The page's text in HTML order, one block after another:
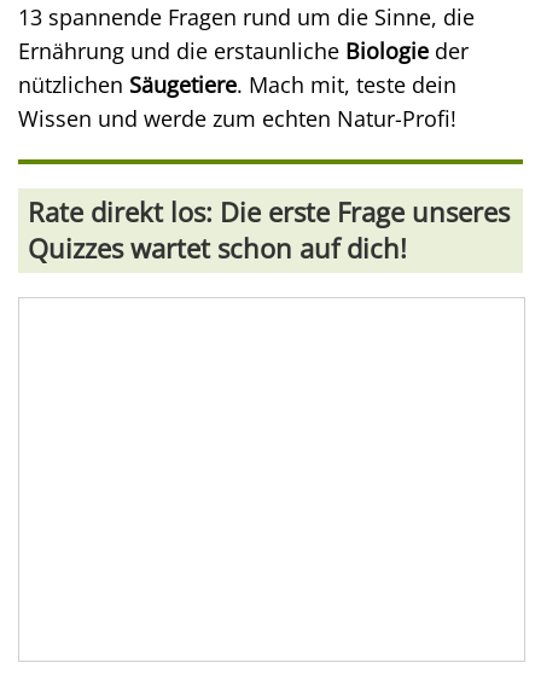
13 spannende Fragen rund um die Sinne, die
Ernährung und die erstaunliche Biologie der
nützlichen Säugetiere. Mach mit, teste dein
Wissen und werde zum echten Natur-Profi!
Rate direkt los: Die erste Frage unseres
Quizzes wartet schon auf dich!